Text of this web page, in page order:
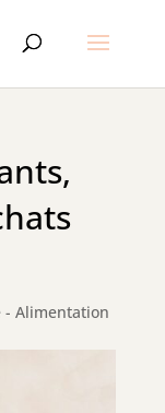
- Alimentation